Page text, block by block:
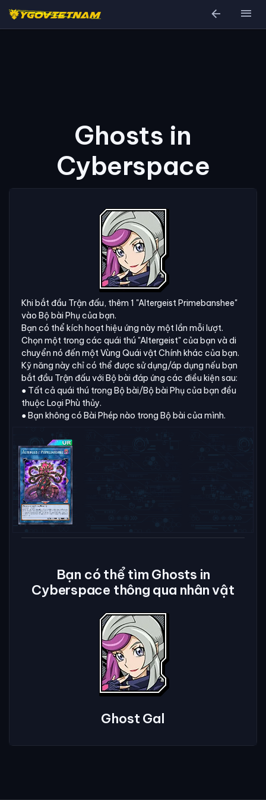
arrow_back menu
Ghosts in
Cyberspace
Khi bắt đầu Trận đấu, thêm 1 "Altergeist Primebanshee"
vào Bộ bài Phụ của bạn.
Bạn có thể kích hoạt hiệu ứng này một lần mỗi lượt.
Chọn một trong các quái thú "Altergeist" của bạn và di
chuyển nó đến một Vùng Quái vật Chính khác của bạn.
Kỹ năng này chỉ có thể được sử dụng/áp dụng nếu bạn
bắt đầu Trận đấu với Bộ bài đáp ứng các điều kiện sau:
● Tất cả quái thú trong Bộ bài/Bộ bài Phụ của bạn đều
thuộc Loại Phù thủy.
● Bạn không có Bài Phép nào trong Bộ bài của mình.
Bạn có thể tìm Ghosts in
Cyberspace thông qua nhân vật
Ghost Gal